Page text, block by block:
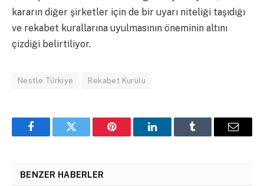
kararın diğer şirketler için de bir uyarı niteliği taşıdığı
ve rekabet kurallarına uyulmasının öneminin altını
çizdiği belirtiliyor.
Nestle Türkiye Rekabet Kurulu
FacebookTwitter Pinterest LinkedInTumblr Email
BENZER HABERLER